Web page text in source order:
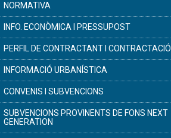
NORMATIVA
INFO. ECONÒMICA I PRESSUPOST
PERFIL DE CONTRACTANT I CONTRACTACIÓ
INFORMACIÓ URBANÍSTICA
CONVENIS I SUBVENCIONS
SUBVENCIONS PROVINENTS DE FONS NEXT
GENERATION